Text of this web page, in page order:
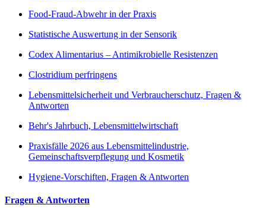
Food-Fraud-Abwehr in der Praxis
Statistische Auswertung in der Sensorik
Codex Alimentarius – Antimikrobielle Resistenzen
Clostridium perfringens
Lebensmittelsicherheit und Verbraucherschutz, Fragen &
Antworten
Behr's Jahrbuch, Lebensmittelwirtschaft
Praxisfälle 2026 aus Lebensmittelindustrie,
Gemeinschaftsverpflegung und Kosmetik
Hygiene-Vorschiften, Fragen & Antworten
Fragen & Antworten